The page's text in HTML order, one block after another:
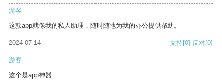
游客
这款app就像我的私人助理，随时随地为我的办公提供帮助。
2024-07-14 支持[0] 反对[0]
游客
这个是app神器